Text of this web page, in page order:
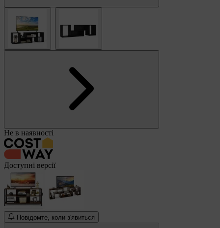
Не в наявності
Доступні версії
Повідомте, коли з'явиться